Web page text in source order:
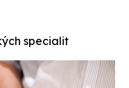
specialit